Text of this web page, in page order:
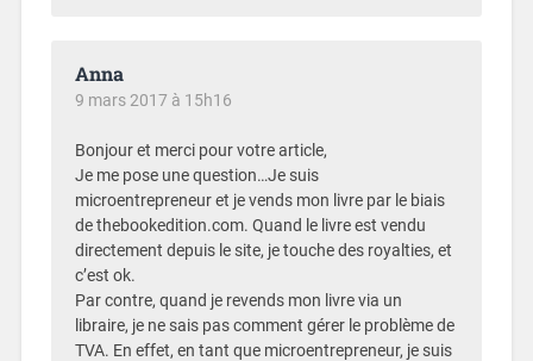
Anna
9 mars 2017 à 15h16
Bonjour et merci pour votre article,
Je me pose une question…Je suis
microentrepreneur et je vends mon livre par le biais
de thebookedition.com. Quand le livre est vendu
directement depuis le site, je touche des royalties, et
c’est ok.
Par contre, quand je revends mon livre via un
libraire, je ne sais pas comment gérer le problème de
TVA. En effet, en tant que microentrepreneur, je suis